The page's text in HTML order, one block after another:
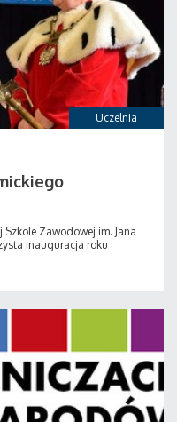
Uczelnia
Zawodowej im. Jana
inauguracja roku